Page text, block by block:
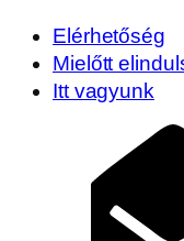
Elérhetőség
Mielőtt
Itt vagyunk